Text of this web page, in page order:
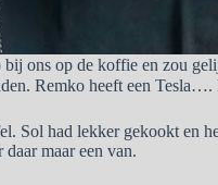
ons op de koffie en zou
Remko heeft een
Sol had lekker gekookt en
maar een van.